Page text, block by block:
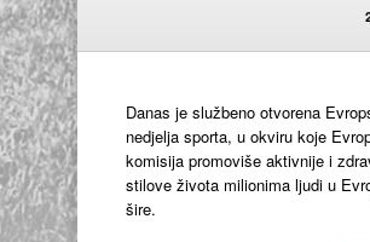
Danas je službeno otvorena
nedjelja sporta, u okviru koje
komisija promoviše aktivnije i
stilove života milionima ljudi u
šire.